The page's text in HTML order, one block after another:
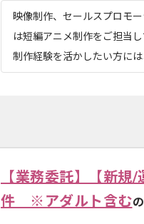
映像制作、セールスプロモ
は短編アニメ制作をご担当
制作経験を活かしたい方には
【業務委託】【新
件 ※アダルト含む